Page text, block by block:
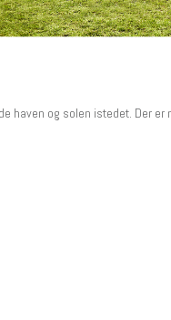
haven og solen istedet. Der